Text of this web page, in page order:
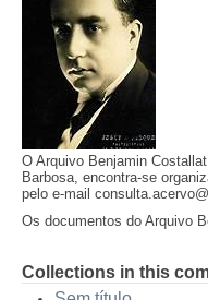
O Arquivo Benjamin
Barbosa, encontra-se
pelo e-mail
Os documentos do Arquivo
Collections in this